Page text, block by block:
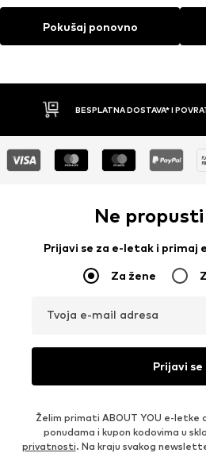
Pokušaj ponovno
BESPLATNA DOSTAVA* I
Ne
Prijavi se za e-letak i primaj
Za žene
Tvoja e-mail adresa
Prijavi se
Želim primati ABOUT YOU e-letke
ponudama i kupon kodovima u
privatnosti. Na kraju svakog